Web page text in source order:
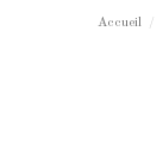
Accueil